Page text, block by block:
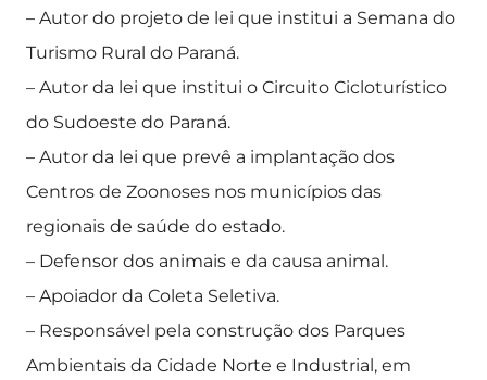
– Autor do projeto de lei que institui a Semana do
Turismo Rural do Paraná.
– Autor da lei que institui o Circuito Cicloturístico
do Sudoeste do Paraná.
– Autor da lei que prevê a implantação dos
Centros de Zoonoses nos municípios das
regionais de saúde do estado.
– Defensor dos animais e da causa animal.
– Apoiador da Coleta Seletiva.
– Responsável pela construção dos Parques
Ambientais da Cidade Norte e Industrial, em